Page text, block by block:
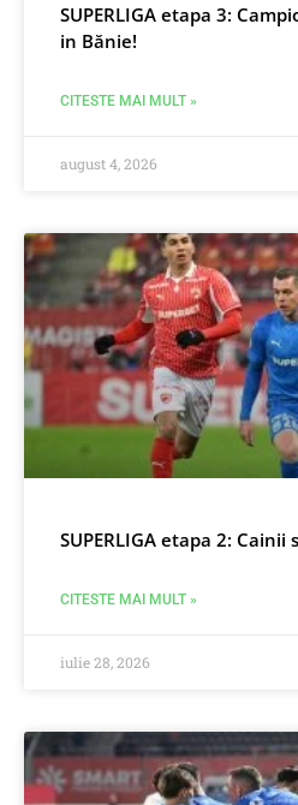
SUPERLIGA etapa 3:
in Bănie!
CITESTE MAI MULT »
august 4, 2026
SUPERLIGA etapa 2: Cainii
CITESTE MAI MULT »
iulie 28, 2026